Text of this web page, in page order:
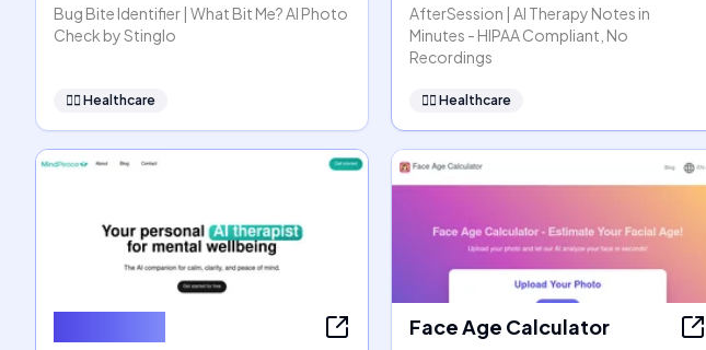
Bug Bite Identifier | What Bit Me? AI Photo
Check by Stinglo
👩‍⚕️ Healthcare
AfterSession | AI Therapy Notes in
Minutes - HIPAA Compliant, No
Recordings
👩‍⚕️ Healthcare
Face Age Calculator